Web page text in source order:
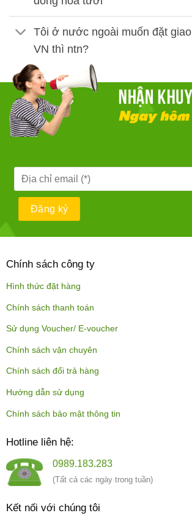
Tôi ở nước ngoài muốn đặt
VN thì ntn?
Chính sách công ty
Hình thức đặt hàng
Chính sách thanh toán
Sử dụng Voucher/ E-voucher
Chính sách vận chuyên
Chính sách đổi trả hàng
Hướng dẫn sử dụng
Chính sách bảo mật thông tin
Hotline liên hệ:
0989.183.283
(Tất cả các ngày trong tuần)
Kết nối với chúng tôi